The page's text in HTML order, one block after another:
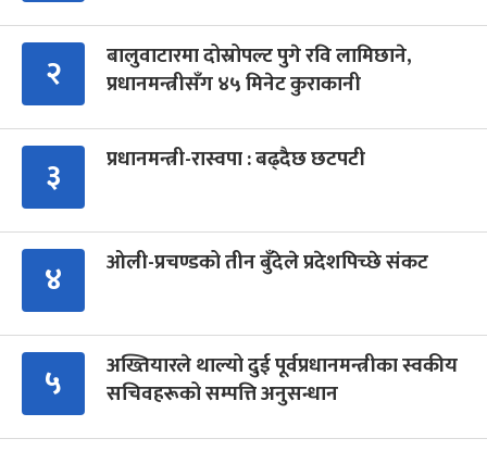
२
बालुवाटारमा दोस्रोपल्ट पुगे रवि लामिछाने,
प्रधानमन्त्रीसँग ४५ मिनेट कुराकानी
३ प्रधानमन्त्री-रास्वपा : बढ्दैछ छटपटी
४ ओली-प्रचण्डको तीन बुँदेले प्रदेशपिच्छे संकट
५
अख्तियारले थाल्यो दुई पूर्वप्रधानमन्त्रीका स्वकीय
सचिवहरूको सम्पत्ति अनुसन्धान